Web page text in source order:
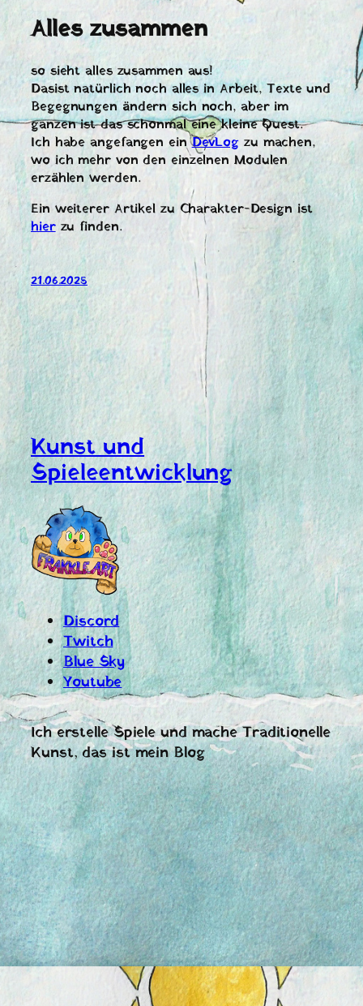
Alles zusammen
so sieht alles zusammen aus!
Dasist natürlich noch alles in Arbeit, Texte und
Begegnungen ändern sich noch, aber im
ganzen ist das schonmal eine kleine Quest.
Ich habe angefangen einDevLog zu machen,
wo ich mehr von den einzelnen Modulen
erzählen werden.
Ein weiterer Artikel zu Charakter-Design ist
hierzu finden.
21.06.2025
Kunst und
Spieleentwicklung
Discord
Twitch
Blue Sky
Youtube
Ich erstelle Spiele und mache Traditionelle
Kunst, das ist mein Blog